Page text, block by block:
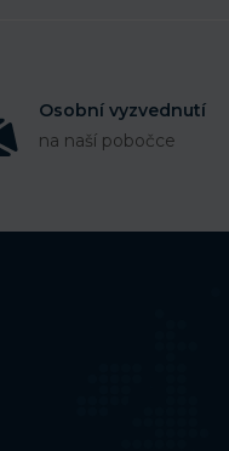
Osobní vyzvednutí
na naší pobočce